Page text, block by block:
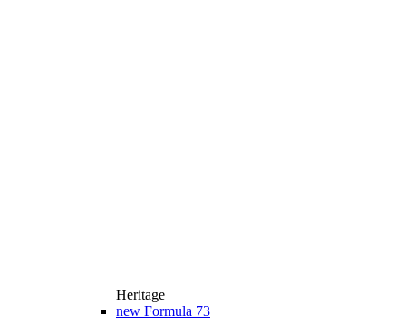
Heritage
new Formula 73